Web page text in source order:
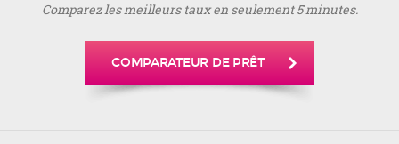
Comparez les meilleurs taux en seulement 5 minutes.
COMPARATEUR DE PRÊT